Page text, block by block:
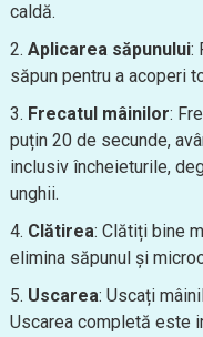
caldă.
Aplicarea săpunului:
săpun pentru a acoperi
Frecatul mâinilor:
puțin 20 de secunde,
inclusiv încheieturile,
unghii.
Clătirea: Clătiți bine
elimina săpunul și
Uscarea: Uscați
Uscarea completă este